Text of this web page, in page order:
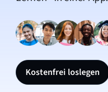
Kostenfrei loslegen